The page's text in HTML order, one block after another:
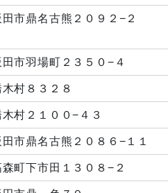
市鼎名古熊２０９２−２
市羽場町２３５０−４
村８３２８
村２１００−４３
市鼎名古熊２０８６−１１
町下市田１３０８−２